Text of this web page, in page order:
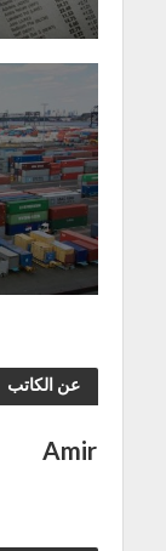
عن الكاتب
Amir